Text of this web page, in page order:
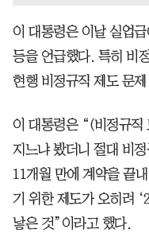
이 대통령은 이날 실업
등을 언급했다. 특히 비
현행 비정규직 제도 문
이 대통령은 “(비정규직
지느냐 봤더니 절대 비
11개월 만에 계약을 끝
기 위한 제도가 오히려
낳은 것”이라고 했다.